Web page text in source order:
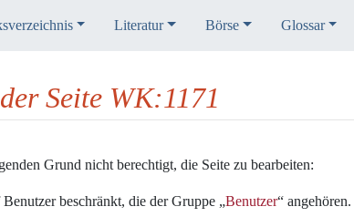
Literatur Börse Glossar
Seite WK:1171
,Suche
Grund nicht berechtigt, die Seite zu bearbeiten:
beschränkt, die der Gruppe „Benutzer“ angehören.